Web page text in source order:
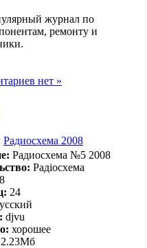
журнал по
ремонту и
нет »
Радиосхема 2008
Радиосхема №5 2008
Радiосхема
24
djvu
хорошее
2.23Mб